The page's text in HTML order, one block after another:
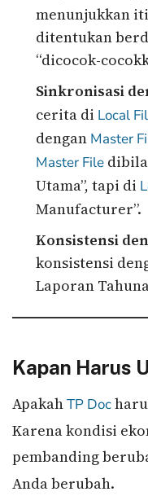
menunjukkan
ditentukan
“dicocok-
Sinkronisasi
cerita di Local
dengan Master
Master File
Utama”, tapi di
Manufacturer”.
Konsistensi
konsistensi
Laporan
Kapan Harus
ApakahTP Doc
Karena kondisi
pembanding
Anda berubah.